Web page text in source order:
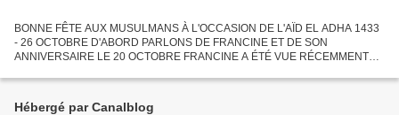
BONNE FÊTE AUX MUSULMANS À L'OCCASION DE L'AÏD EL ADHA 1433
- 26 OCTOBRE D'ABORD PARLONS DE FRANCINE ET DE SON
ANNIVERSAIRE LE 20 OCTOBRE FRANCINE A ÉTÉ VUE RÉCEMMENT
NOUS A ENVOYÉ PLUSIEURS PHOTOS...
Hébergé par Canalblog